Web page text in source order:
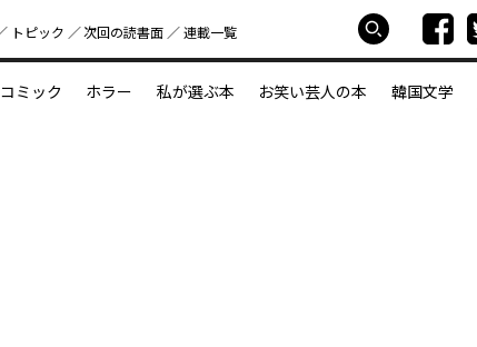
トピック 次回の読書⾯ 連載一覧
コミック ホラー 私が選ぶ本 お笑い芸人の本 韓国文学